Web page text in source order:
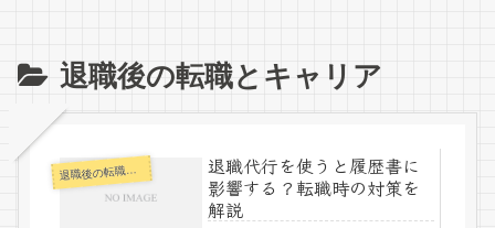
退職後の転職とキャリア
退職後の転職とキャリア
退職代行を使うと履歴書に
影響する？転職時の対策を
解説